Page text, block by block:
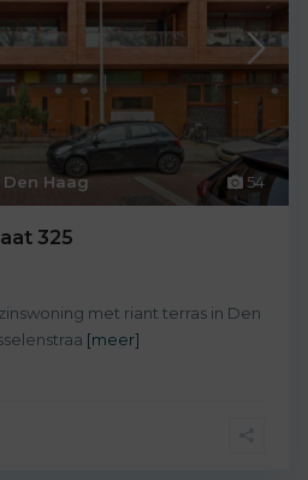
54
Den Haag
325
met riant terras in Den
[meer]